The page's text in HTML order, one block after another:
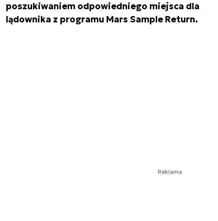
poszukiwaniem odpowiedniego miejsca dla
lądownika z programu Mars Sample Return.
Reklama